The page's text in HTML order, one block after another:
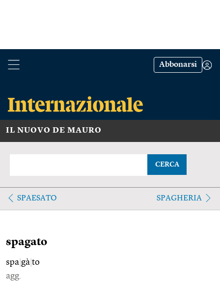
Abbonarsi
IL NUOVO DE MAURO
CERCA
SPAESATO SPAGHERIA
spagato
spa gà to
agg.